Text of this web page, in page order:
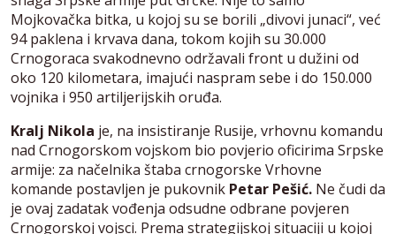
Mojkovačka bitka, u kojoj su se borili „divovi junaci“, već
94 paklena i krvava dana, tokom kojih su 30.000
Crnogoraca svakodnevno održavali front u dužini od
oko 120 kilometara, imajući naspram sebe i do 150.000
vojnika i 950 artiljerijskih oruđa.
Kralj Nikola je, na insistiranje Rusije, vrhovnu komandu
nad Crnogorskom vojskom bio povjerio oficirima Srpske
armije: za načelnika štaba crnogorske Vrhovne
komande postavljen je pukovnik Petar Pešić. Ne čudi da
je ovaj zadatak vođenja odsudne odbrane povjeren
Crnogorskoj vojsci. Prema strategijskoj situaciji u kojoj